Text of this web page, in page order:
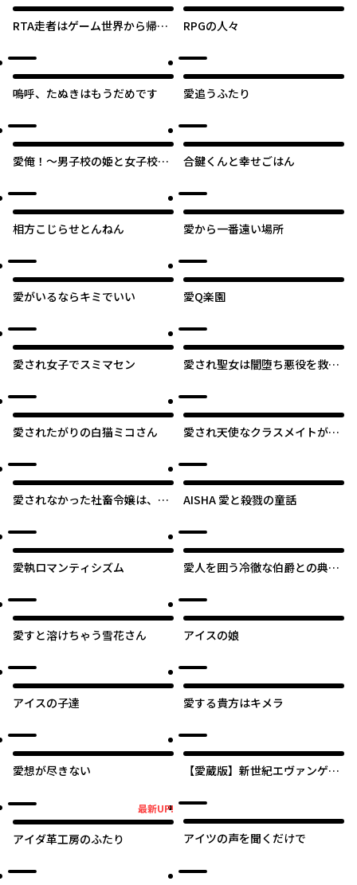
RTA走者はゲーム世界から帰れ
RPGの人々
嗚呼、たぬきはもうだめです 愛追うふたり
愛俺！～男子校の姫と女子校の
合鍵くんと幸せごはん
相方こじらせとんねん 愛から一番遠い場所
愛がいるならキミでいい 愛Q楽園
愛され女子でスミマセン
愛され聖女は闇堕ち悪役を救い
愛されたがりの白猫ミコさん
愛され天使なクラスメイトが、
愛されなかった社畜令嬢は、第
AISHA 愛と殺戮の童話
愛執ロマンティシズム
愛人を囲う冷徹な伯爵との典型
らの溺愛、その結末。
愛すと溶けちゃう雪花さん アイスの娘
アイスの子達 愛する貴方はキメラ
愛想が尽きない
【愛蔵版】新世紀エヴァンゲリ
最新UP!
アイダ革工房のふたり アイツの声を聞くだけで